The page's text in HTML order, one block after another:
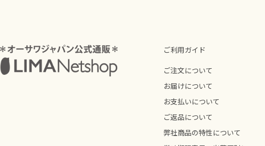
ご利用ガイド
ご注文について
お届けについて
お支払いについて
ご返品について
弊社商品の特性について